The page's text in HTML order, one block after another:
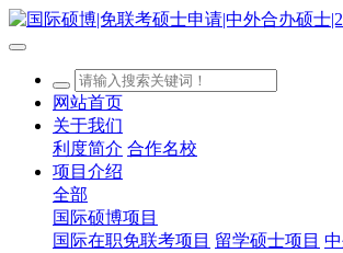
网站首页
关于我们
利度简介 合作名校
项目介绍
全部
国际硕博项目
国际在职免联考项目 留学硕士项目